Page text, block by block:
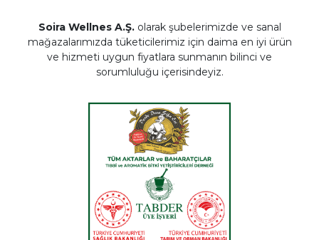
Soira Wellnes A.Ş.olarak şubelerimizde ve sanal
mağazalarımızda tüketicilerimiz için daima en iyi ürün
ve hizmeti uygun fiyatlara sunmanın bilinci ve
sorumluluğu içerisindeyiz.